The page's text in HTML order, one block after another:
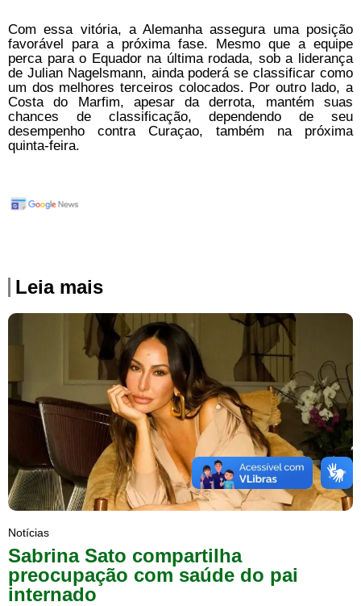
Com essa vitória, a Alemanha assegura uma posição
favorável para a próxima fase. Mesmo que a equipe
perca para o Equador na última rodada, sob a liderança
de Julian Nagelsmann, ainda poderá se classificar como
um dos melhores terceiros colocados. Por outro lado, a
Costa do Marfim, apesar da derrota, mantém suas
chances de classificação, dependendo de seu
desempenho contra Curaçao, também na próxima
quinta-feira.
Leia mais
Notícias
Sabrina Sato compartilha
preocupação com saúde do pai
internado